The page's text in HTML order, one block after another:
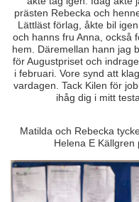
prästen Rebecka och
Lättläst förlag, åkte bil
och hanns fru Anna, också
hem. Däremellan hann jag
för Augustpriset och
i februari. Vore synd att
vardagen. Tack Kilen för
ihåg dig i mitt
Matilda och Rebecka
Helena E Källgren